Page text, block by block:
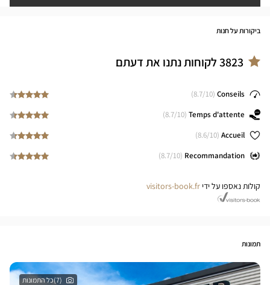
ביקורות על חנות
3823לקוחות נתנו את דעתם
Conseils
(
8.7/10)
Temps d'attente
(
8.7/10)
Accueil
(
8.6/10)
Recommandation
(
8.7/10)
קולות נאספו על ידי visitors-book.fr
תמונות
(7)כל התמונות